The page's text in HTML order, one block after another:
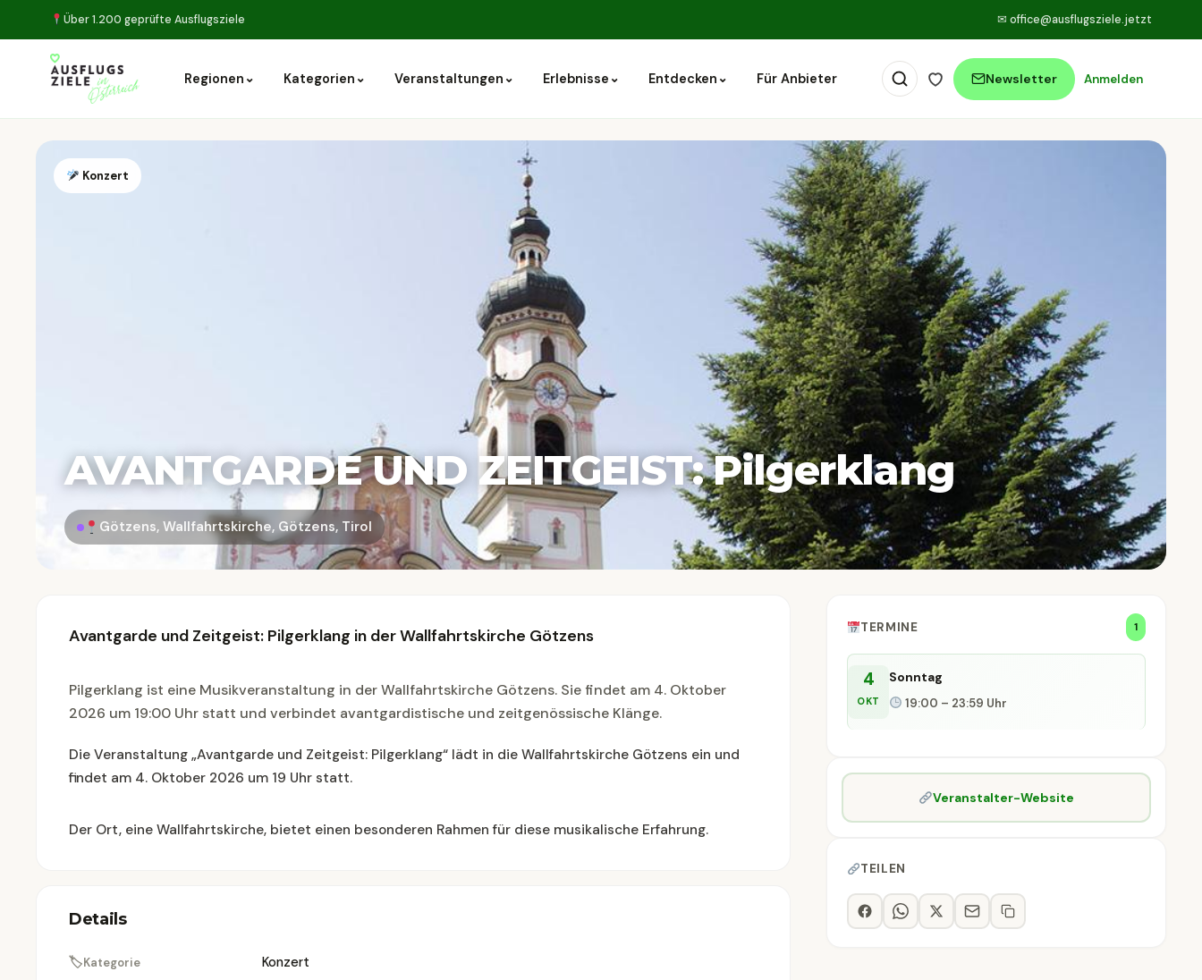
Über 1.200 geprüfte Ausflugsziele ✉ office@ausflugsziele.jetzt
Regionen ⌄ Kategorien ⌄ Veranstaltungen ⌄ Erlebnisse ⌄ Entdecken ⌄ Für Anbieter Newsletter Anmelden
Konzert
AVANTGARDE UND ZEITGEIST: Pilgerklang
Götzens, Wallfahrtskirche, Götzens, Tirol
Avantgarde und Zeitgeist: Pilgerklang in der Wallfahrtskirche Götzens
Pilgerklang ist eine Musikveranstaltung in der Wallfahrtskirche Götzens. Sie findet am 4. Oktober
2026 um 19:00 Uhr statt und verbindet avantgardistische und zeitgenössische Klänge.
Die Veranstaltung „Avantgarde und Zeitgeist: Pilgerklang“ lädt in die Wallfahrtskirche Götzens ein und
findet am 4. Oktober 2026 um 19 Uhr statt.
Der Ort, eine Wallfahrtskirche, bietet einen besonderen Rahmen für diese musikalische Erfahrung.
Details
🏷Kategorie Konzert
TERMINE 1
4
OKT
Sonntag
19:00 – 23:59 Uhr
Veranstalter-Website
TEILEN